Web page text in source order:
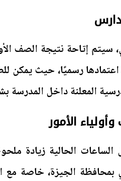
سيتم إتاحة نتيجة الصف
رسميًا، حيث يمكن
المعلنة داخل
الأمور
الحالية زيادة
بمحافظة الجيزة، خاصة مع